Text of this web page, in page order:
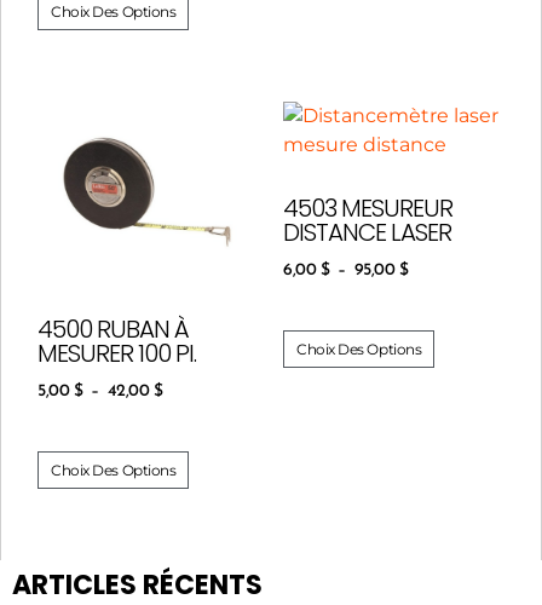
Choix Des Options
4500 RUBAN À
MESURER 100 PI.
5,00 $ – 42,00 $
Choix Des Options
4503 MESUREUR
DISTANCE LASER
6,00 $ – 95,00 $
Choix Des Options
ARTICLES RÉCENTS